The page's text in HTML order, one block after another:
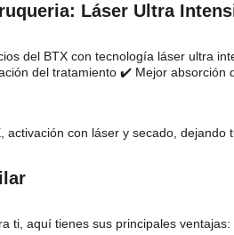
Láser Ultra
del BTX con tecnología láser ultra
del tratamiento ✔️ Mejor absorción
con láser y secado, dejando
ti, aquí tienes sus principales ventajas: